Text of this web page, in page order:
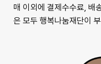
매 이외에 결제수수료, 배
은 모두 행복나눔재단이